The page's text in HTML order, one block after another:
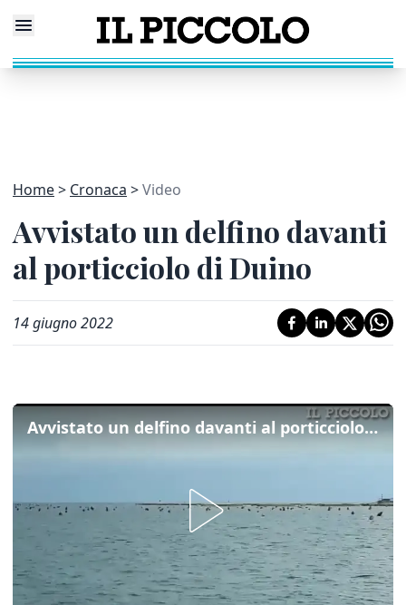
Home Cronaca Video
Avvistato un delfino davanti
al porticciolo di Duino
14 giugno 2022
Avvistato un delfino davanti al porticciolo di Duino